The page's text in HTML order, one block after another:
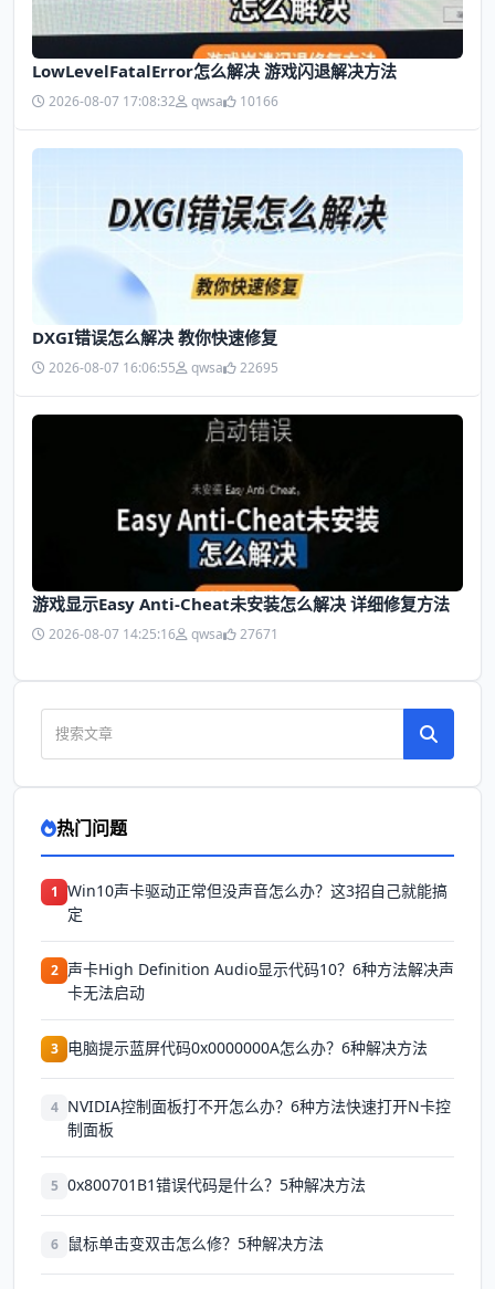
LowLevelFatalError怎么解决 游戏闪退解决方法
2026-08-07 17:08:32 qwsa 10166
DXGI错误怎么解决 教你快速修复
2026-08-07 16:06:55 qwsa 22695
游戏显示Easy Anti-Cheat未安装怎么解决 详细修复方法
2026-08-07 14:25:16 qwsa 27671
热门问题
1 Win10声卡驱动正常但没声音怎么办？这3招自己就能搞
定
2 声卡High Definition Audio显示代码10？6种方法解决声
卡无法启动
3 电脑提示蓝屏代码0x0000000A怎么办？6种解决方法
4 NVIDIA控制面板打不开怎么办？6种方法快速打开N卡控
制面板
5 0x800701B1错误代码是什么？5种解决方法
6 鼠标单击变双击怎么修？5种解决方法